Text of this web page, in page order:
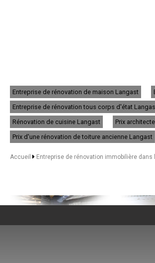
Entreprise de rénovation de maison Langast
Entreprise de rénovation tous corps d'état
Rénovation de cuisine Langast
Prix
Prix d'une rénovation de toiture ancienne Langast
Accueil Entreprise de rénovation immobilière dans